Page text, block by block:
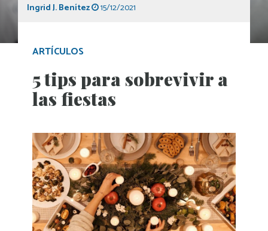
Ingrid J. Benítez 15/12/2021
ARTÍCULOS
5 tips para sobrevivir a
las fiestas